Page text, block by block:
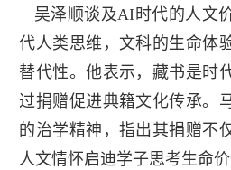
吴泽顺谈及AI时代的人文
代人类思维，文科的生命体
替代性。他表示，藏书是时
过捐赠促进典籍文化传承。
的治学精神，指出其捐赠不
人文情怀启迪学子思考生命价